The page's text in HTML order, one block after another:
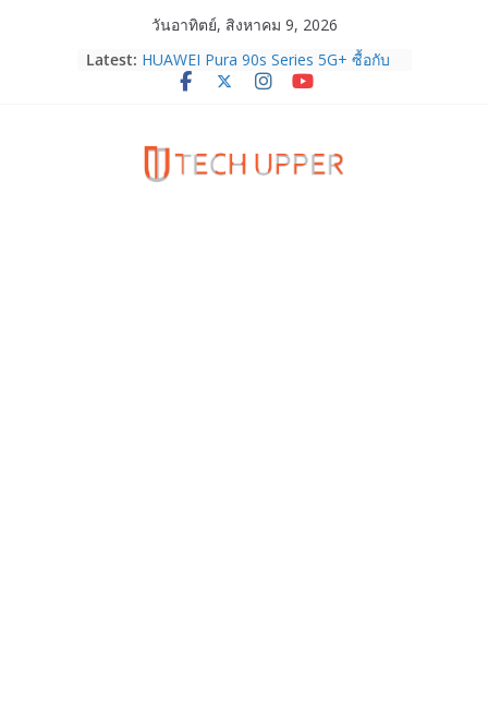
วันอาทิตย์, สิงหาคม 9, 2026
Latest:
Samsung Galaxy Z Fold8 Ultra,
Fold8, Flip8, Watch Ultra2 และ
Watch9 ประกาศความสำเร็จ ยอดสั่ง
True 5G ลดสูงสุด 19,400 บาท พร้อม
สิทธิพิเศษครบครันทั้งความบันเทิง และ